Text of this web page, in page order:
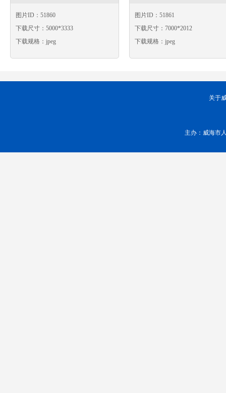
图片ID：51860
下载尺寸：5000*3333
下载规格：jpeg
图片ID：51861
下载尺寸：7000*2012
下载规格：jpeg
关于
主办：威海市